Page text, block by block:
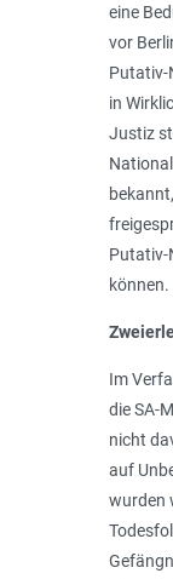
eine
vor
Putativ-
in
Justiz
Putativ-
können.
Im
die SA-
nicht
auf
wurden